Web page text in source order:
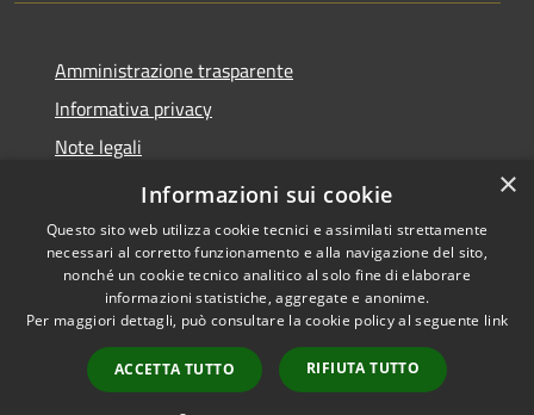
Amministrazione trasparente
Informativa privacy
Note legali
Dichiarazione di accessibilità
Accessibilità
Copyright © 2026 • Comune di
Fara Gera d'Adda • Powered by
Municipium•
Accesso
redazione
×
Informazioni sui cookie
Questo sito web utilizza cookie tecnici e assimilati strettamente
necessari al corretto funzionamento e alla navigazione del sito,
nonché un cookie tecnico analitico al solo fine di elaborare
informazioni statistiche, aggregate e anonime.
Per maggiori dettagli, può consultare la cookie policy al seguente link
ACCETTA TUTTO RIFIUTA TUTTO